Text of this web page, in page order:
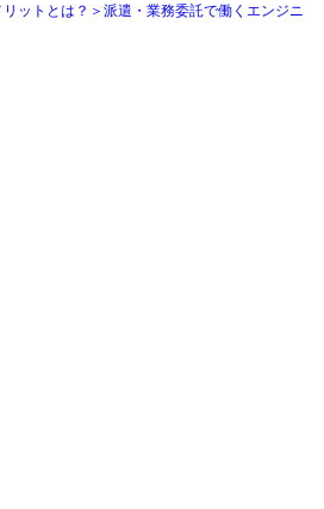
ットとは？＞派遣・業務委託で働くエンジニ